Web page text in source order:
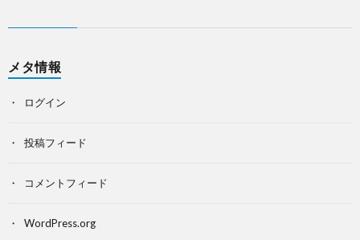
メタ情報
ログイン
投稿フィード
コメントフィード
WordPress.org